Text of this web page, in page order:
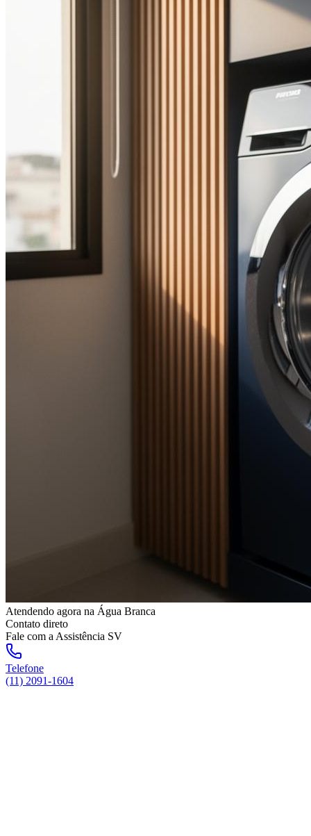
Atendendo agora na Água Branca
Contato direto
Fale com a Assistência SV
Telefone
(11) 2091-1604